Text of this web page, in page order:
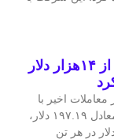
قیمت فلز سرخ از ۱۴هزار دلار
اخیر با
رشد ۱.۴۲درصدی، معادل ۱۹۷.۱۹ دلار،
۱۴هزار و ۴۷.۹۷ دلار در هر تن